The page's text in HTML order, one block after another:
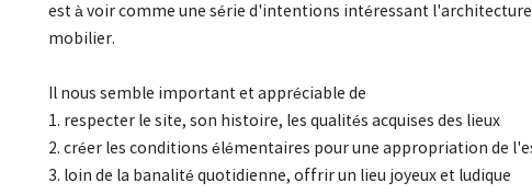
est à voir comme une série d'intentions intéressant
mobilier.
Il nous semble important et appréciable de
1. respecter le site, son histoire, les qualités acquises des lieux
2. créer les conditions élémentaires pour une appropriation de
3. loin de la banalité quotidienne, offrir un lieu joyeux et ludique